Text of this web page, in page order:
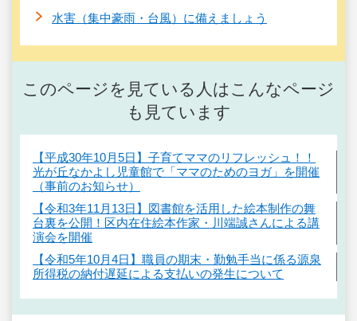
水害（集中豪雨・台風）に備えましょう
このページを見ている人はこんなページ
も見ています
【平成30年10月5日】子育てママのリフレッシュ！！
光が丘なかよし児童館で「ママのためのヨガ」を開催
（事前のお知らせ）
【令和3年11月13日】図書館を活用した絵本制作の舞
台裏を公開！区内在住絵本作家・川端誠さんによる講
演会を開催
【令和5年10月4日】職員の期末・勤勉手当に係る源泉
所得税の納付遅延による支払いの発生について